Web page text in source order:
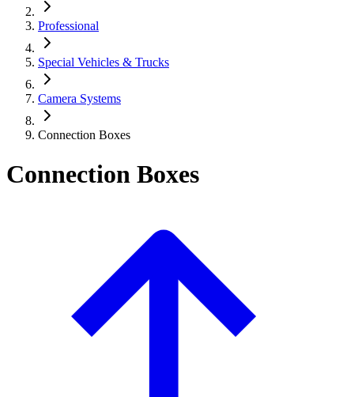
Professional
Special Vehicles & Trucks
Camera Systems
Connection Boxes
Connection Boxes